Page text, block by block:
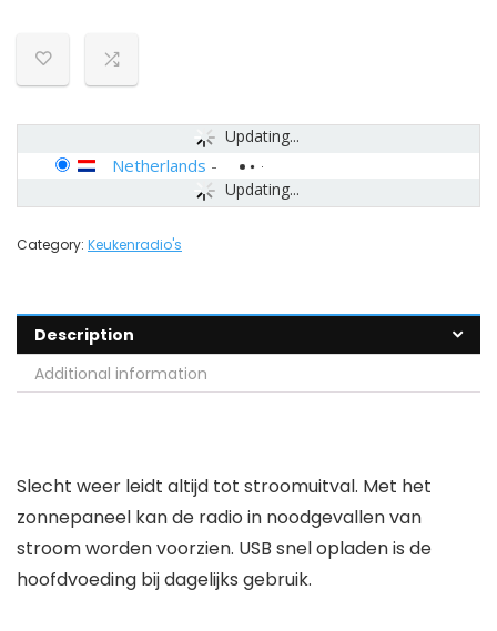
Updating...
Updating...
Netherlands -
Category: Keukenradio's
Description
Additional information
Slecht weer leidt altijd tot stroomuitval. Met het
zonnepaneel kan de radio in noodgevallen van
stroom worden voorzien. USB snel opladen is de
hoofdvoeding bij dagelijks gebruik.